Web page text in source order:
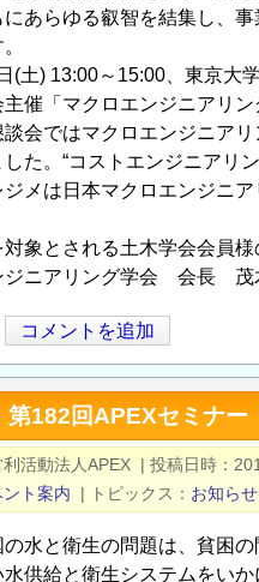
あらゆる叡智を結集し、
(土) 13:00～15:00、東京大
催「マクロエンジニアリ
会ではマクロエンジニア
た。“コストエンジニアリ
メは日本マクロエンジニ
象とされる土木学会会員
ジニアリング学会 会長
コメントを追加
182回APEXセミナー
活動法人APEX | 投稿日時
ト案内
| トピックス お知らせ
水と衛生の問題は、貧困
供給と衛生システムをい